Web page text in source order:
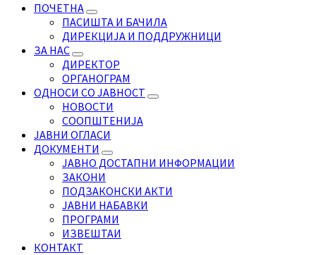
ПОЧЕТНА
ПАСИШТА И БАЧИЛА
ДИРЕКЦИЈА И ПОДДРУЖНИЦИ
ЗА НАС
ДИРЕКТОР
ОРГАНОГРАМ
ОДНОСИ СО ЈАВНОСТ
НОВОСТИ
СООПШТЕНИЈА
ЈАВНИ ОГЛАСИ
ДОКУМЕНТИ
ЈАВНО ДОСТАПНИ ИНФОРМАЦИИ
ЗАКОНИ
ПОДЗАКОНСКИ АКТИ
ЈАВНИ НАБАВКИ
ПРОГРАМИ
ИЗВЕШТАИ
КОНТАКТ